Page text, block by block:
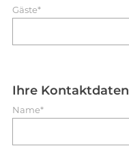
Gäste*
Ihre Kontaktdaten
Name*